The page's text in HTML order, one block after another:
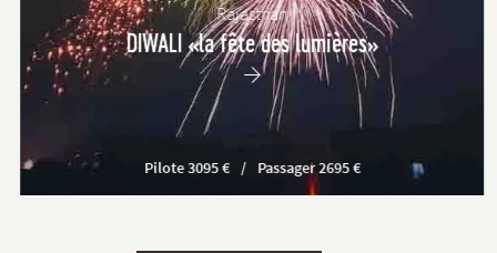
Rajasthan
DIWALI «la fête des lumières»
Pilote 3095 € Passager 2695 €